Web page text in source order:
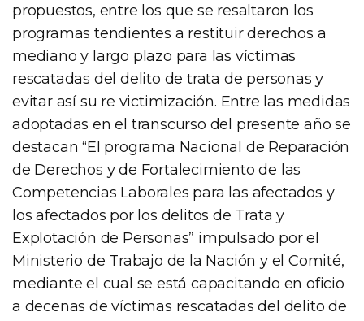
propuestos, entre los que se resaltaron los
programas tendientes a restituir derechos a
mediano y largo plazo para las víctimas
rescatadas del delito de trata de personas y
evitar así su re victimización. Entre las medidas
adoptadas en el transcurso del presente año se
destacan “El programa Nacional de Reparación
de Derechos y de Fortalecimiento de las
Competencias Laborales para las afectados y
los afectados por los delitos de Trata y
Explotación de Personas” impulsado por el
Ministerio de Trabajo de la Nación y el Comité,
mediante el cual se está capacitando en oficio
a decenas de víctimas rescatadas del delito de